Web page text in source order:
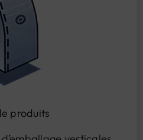
produits